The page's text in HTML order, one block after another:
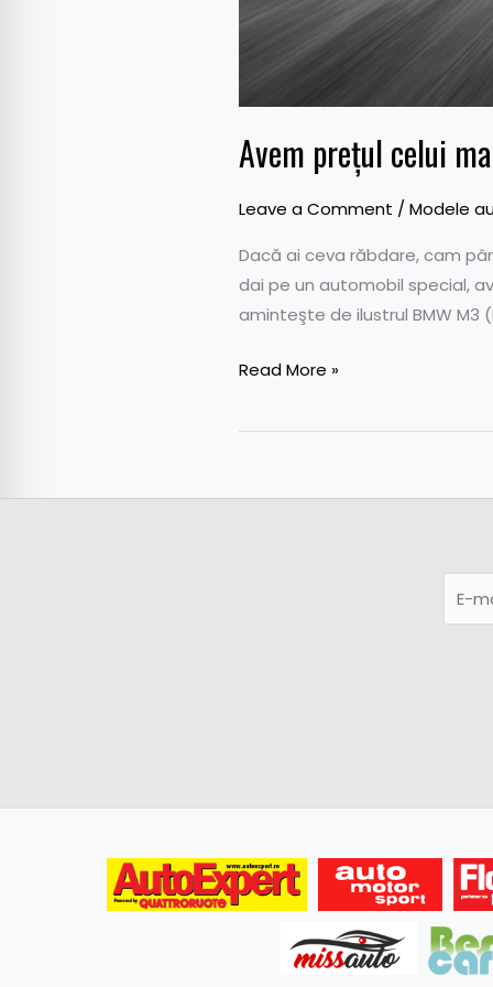
Avem preţul celui
Leave a Comment / Modele
Dacă ai ceva răbdare, cam
dai pe un automobil special,
aminteşte de ilustrul BMW M3
Read More »